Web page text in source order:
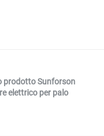
prodotto Sunforson
elettrico per palo